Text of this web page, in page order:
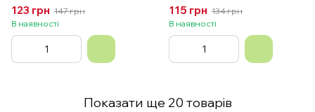
#22 19*25 см + Монтажна
плівка
123 грн 147 грн
В наявності
#21 20*17 см + Монтажна
плівка
115 грн 134 грн
В наявності
Показати ще 20 товарів